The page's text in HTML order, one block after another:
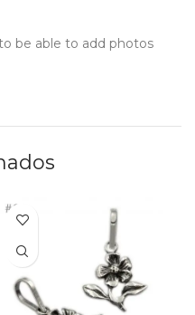
be able to add photos